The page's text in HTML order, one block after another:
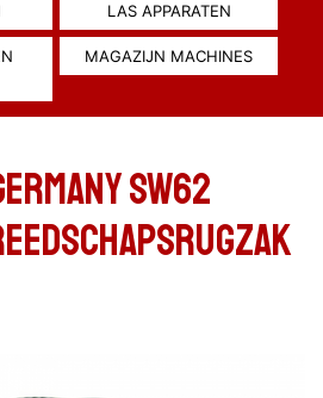
LAS APPARATEN
MAGAZIJN MACHINES
SW62